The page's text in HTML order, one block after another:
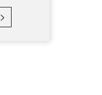
Nächste Seite